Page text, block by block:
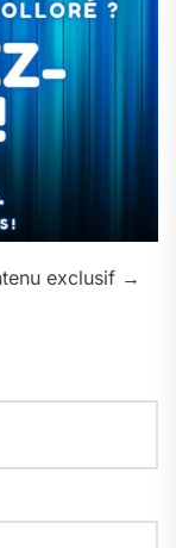
exclusif →